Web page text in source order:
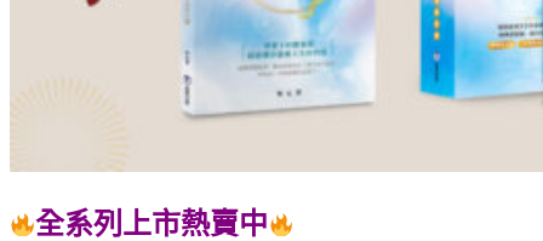
全系列上市熱賣中